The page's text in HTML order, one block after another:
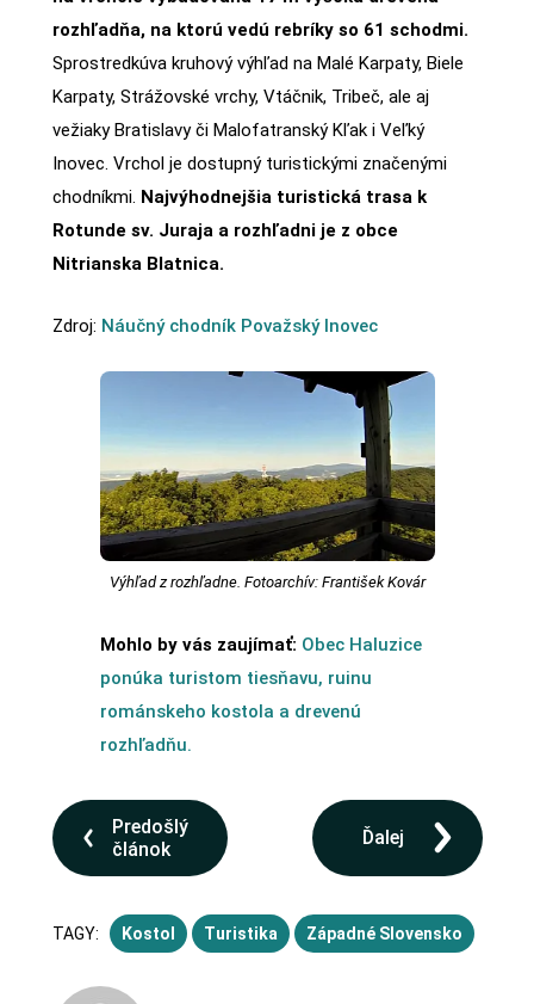
rozhľadňa, na ktorú vedú rebríky so 61 schodmi.
Sprostredkúva kruhový výhľad na Malé Karpaty, Biele
Karpaty, Strážovské vrchy, Vtáčnik, Tribeč, ale aj
vežiaky Bratislavy či Malofatranský Kľak i Veľký
Inovec. Vrchol je dostupný turistickými značenými
chodníkmi. Najvýhodnejšia turistická trasa k
Rotunde sv. Juraja a rozhľadni je z obce
Nitrianska Blatnica.
Zdroj: Náučný chodník Považský Inovec
Výhľad z rozhľadne. Fotoarchív: František Kovár
Mohlo by vás zaujímať: Obec Haluzice
ponúka turistom tiesňavu, ruinu
románskeho kostola a drevenú
rozhľadňu.
Predošlý
článok
Ďalej
TAGY: Kostol Turistika Západné Slovensko